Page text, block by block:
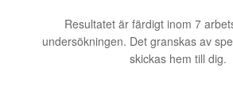
Resultatet är färdigt inom 7
undersökningen. Det granskas av
skickas hem till dig.